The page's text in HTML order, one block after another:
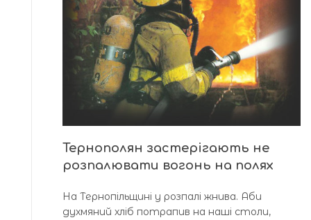
Тернополян застерігають не
розпалювати вогонь на полях
На Тернопільщині у розпалі жнива. Аби
духмяний хліб потрапив на наші столи,